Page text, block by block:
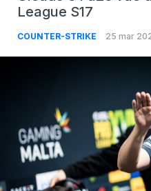
League S17
COUNTER-STRIKE 25 mar